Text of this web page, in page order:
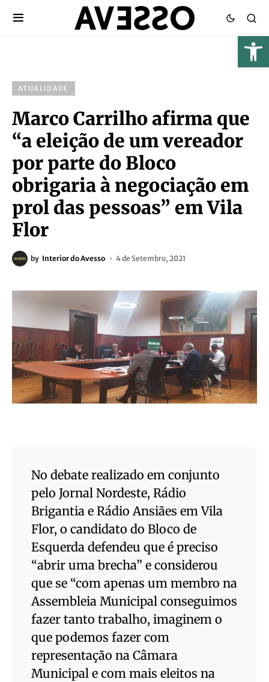
ATUALIDADE
Marco Carrilho afirma que
“a eleição de um vereador
por parte do Bloco
obrigaria à negociação em
prol das pessoas” em Vila
Flor
by Interior do Avesso 4 de Setembro, 2021
No debate realizado em conjunto
pelo Jornal Nordeste, Rádio
Brigantia e Rádio Ansiães em Vila
Flor, o candidato do Bloco de
Esquerda defendeu que é preciso
“abrir uma brecha” e considerou
que se “com apenas um membro na
Assembleia Municipal conseguimos
fazer tanto trabalho, imaginem o
que podemos fazer com
representação na Câmara
Municipal e com mais eleitos na